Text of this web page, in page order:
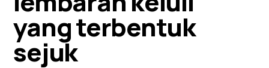
yang terbentuk
sejuk